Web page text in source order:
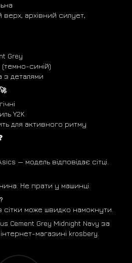
верх, архівний силует,
Grey
синій)
з деталями
Y2K
для активного ритму
— модель відповідає сітці.
Не прати у машинці.
може швидко намокнути.
Cement Grey Midnight Navy за
магазині krosbery.